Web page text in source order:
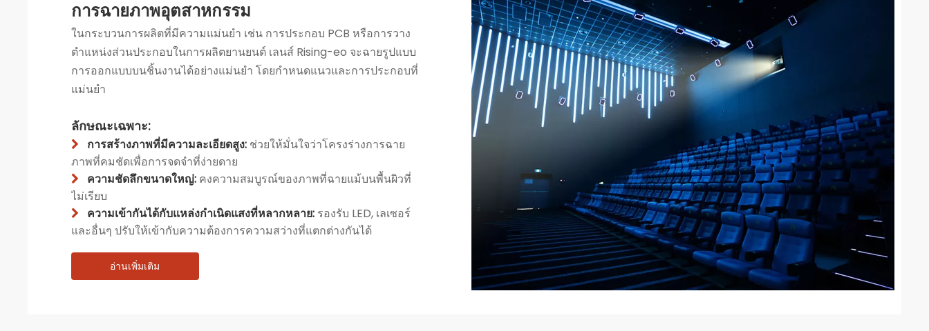
การฉายภาพอุตสาหกรรม
ในกระบวนการผลิตที่มีความแม่นยำ เช่น การประกอบ PCB หรือการวาง
ตำแหน่งส่วนประกอบในการผลิตยานยนต์ เลนส์ Rising-eo จะฉายรูปแบบ
การออกแบบบนชิ้นงานได้อย่างแม่นยำ โดยกำหนดแนวและการประกอบที่
แม่นยำ
ลักษณะเฉพาะ:
 การสร้างภาพที่มีความละเอียดสูง: ช่วยให้มั่นใจว่าโครงร่างการฉาย
ภาพที่คมชัดเพื่อการจดจำที่ง่ายดาย
 ความชัดลึกขนาดใหญ่: คงความสมบูรณ์ของภาพที่ฉายแม้บนพื้นผิวที่
ไม่เรียบ
 ความเข้ากันได้กับแหล่งกำเนิดแสงที่หลากหลาย: รองรับ LED, เลเซอร์
และอื่นๆ ปรับให้เข้ากับความต้องการความสว่างที่แตกต่างกันได้
อ่านเพิ่มเติม